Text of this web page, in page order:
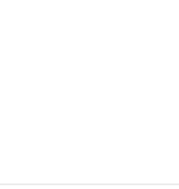
marmelādi! Tā satur
mums visiem!